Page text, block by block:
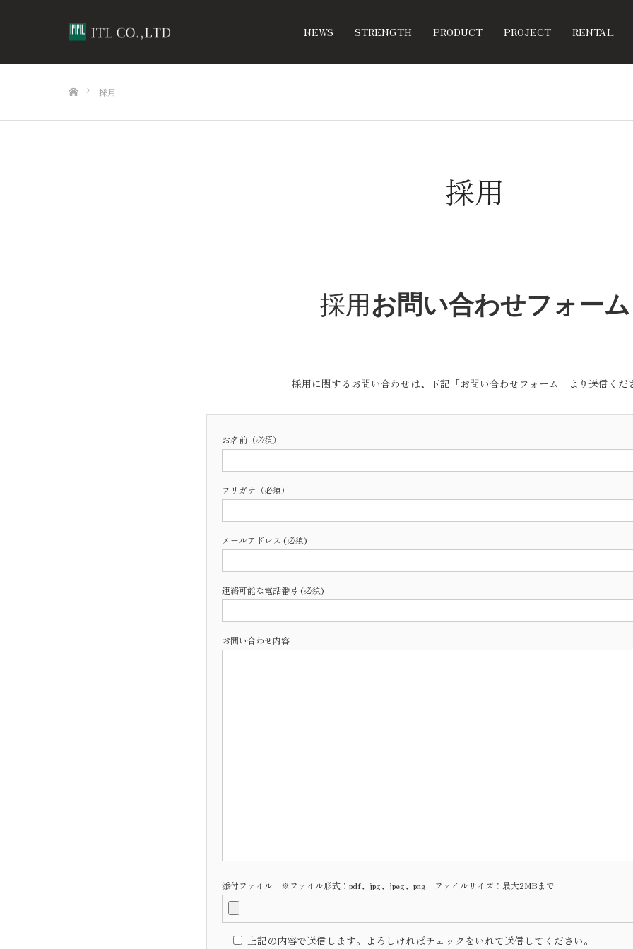
NEWS STRENGTH PRODUCT PROJECT RENTAL
採用
採用
採用 お問い合わせフォーム
採用に関するお問い合わせは、下記「お問い合わせフォーム」より送信くだ
お名前（必須）
フリガナ（必須）
メールアドレス (必須)
連絡可能な電話番号 (必須)
お問い合わせ内容
添付ファイル ※ファイル形式：pdf、jpg、jpeg、png ファイルサイズ：最大2MBまで
上記の内容で送信します。よろしければチェックをいれて送信してください。